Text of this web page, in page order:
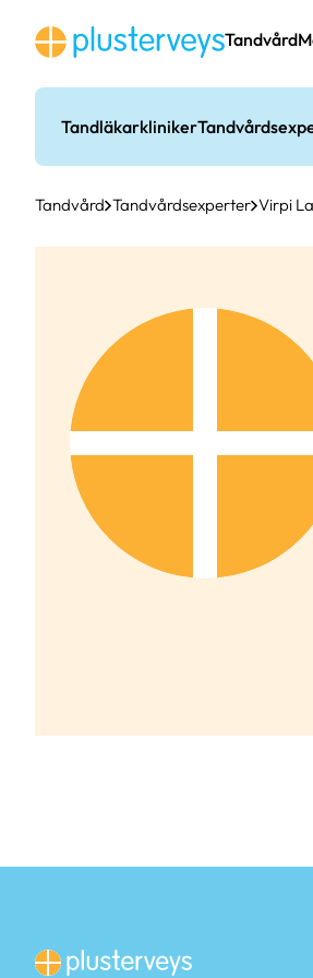
innehåll
Tandvård
Tandläkarkliniker
Tandvård Tandvårdsexperter Virpi